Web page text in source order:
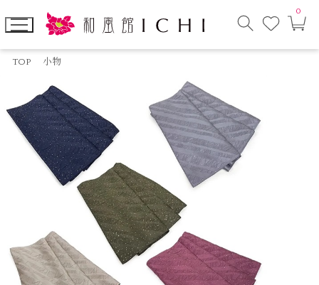
お
入
ペ
0
TOP 小物